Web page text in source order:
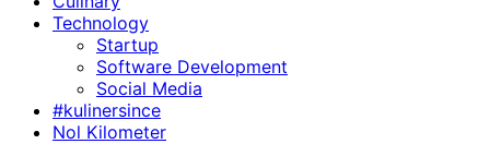
Technology
Startup
Software Development
Social Media
#kulinersince
Nol Kilometer